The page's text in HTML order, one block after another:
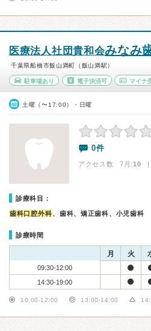
医療法人社団貴和会みなみ
千葉県船橋市飯山満町（飯山満駅）
駐車場あり 電子決済可 マイナ
土曜（〜17:00）・日曜
0件
アクセス数 7月:10 |
診療科目：
歯科口腔外科、歯科、矯正歯科、小児歯科
診療時間
月 火
09:30-12:00
14:30-19:00
10:00-12:00 13:00-14:00